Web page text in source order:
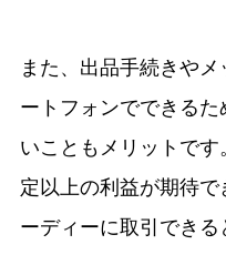
また、出品手続きや
ートフォンでできる
いこともメリットで
定以上の利益が期待
ーディーに取引できる